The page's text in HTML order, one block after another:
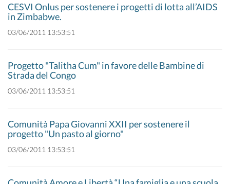
CESVI Onlus per sostenere i progetti di lotta all’AIDS
in Zimbabwe.
03/06/2011 13:53:51
Progetto "Talitha Cum" in favore delle Bambine di
Strada del Congo
03/06/2011 13:53:51
Comunità Papa Giovanni XXII per sostenere il
progetto "Un pasto al giorno"
03/06/2011 13:53:51